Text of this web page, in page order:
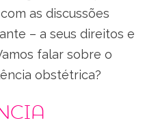
as discussões
– a seus direitos e
falar sobre o
obstétrica?